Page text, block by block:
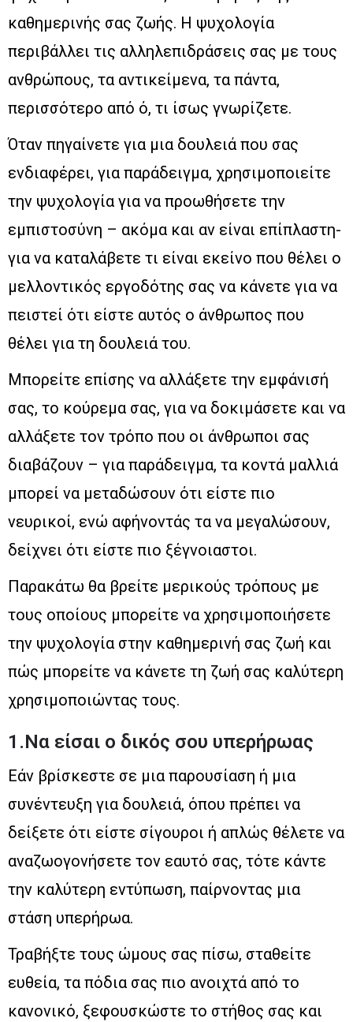
καθημερινής σας ζωής. Η ψυχολογία
περιβάλλει τις αλληλεπιδράσεις σας με τους
ανθρώπους, τα αντικείμενα, τα πάντα,
περισσότερο από ό, τι ίσως γνωρίζετε.
Όταν πηγαίνετε για μια δουλειά που σας
ενδιαφέρει, για παράδειγμα, χρησιμοποιείτε
την ψυχολογία για να προωθήσετε την
εμπιστοσύνη – ακόμα και αν είναι επίπλαστη-
για να καταλάβετε τι είναι εκείνο που θέλει ο
μελλοντικός εργοδότης σας να κάνετε για να
πειστεί ότι είστε αυτός ο άνθρωπος που
θέλει για τη δουλειά του.
Μπορείτε επίσης να αλλάξετε την εμφάνισή
σας, το κούρεμα σας, για να δοκιμάσετε και να
αλλάξετε τον τρόπο που οι άνθρωποι σας
διαβάζουν – για παράδειγμα, τα κοντά μαλλιά
μπορεί να μεταδώσουν ότι είστε πιο
νευρικοί, ενώ αφήνοντάς τα να μεγαλώσουν,
δείχνει ότι είστε πιο ξέγνοιαστοι.
Παρακάτω θα βρείτε μερικούς τρόπους με
τους οποίους μπορείτε να χρησιμοποιήσετε
την ψυχολογία στην καθημερινή σας ζωή και
πώς μπορείτε να κάνετε τη ζωή σας καλύτερη
χρησιμοποιώντας τους.
1.Να είσαι ο δικός σου υπερήρωας
Εάν βρίσκεστε σε μια παρουσίαση ή μια
συνέντευξη για δουλειά, όπου πρέπει να
δείξετε ότι είστε σίγουροι ή απλώς θέλετε να
αναζωογονήσετε τον εαυτό σας, τότε κάντε
την καλύτερη εντύπωση, παίρνοντας μια
στάση υπερήρωα.
Τραβήξτε τους ώμους σας πίσω, σταθείτε
ευθεία, τα πόδια σας πιο ανοιχτά από το
κανονικό, ξεφουσκώστε το στήθος σας και